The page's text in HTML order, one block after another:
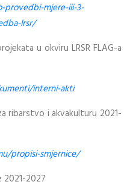
mjere-iii-3-
lrsr/
u okviru LRSR FLAG-a
interni-akti
ribarstvo i akvakulturu 2021-
propisi-smjernice/
2021-2027